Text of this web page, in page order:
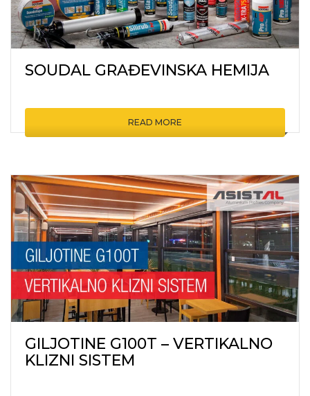
SOUDAL GRAĐEVINSKA HEMIJA
READ MORE
GILJOTINE G100T – VERTIKALNO
KLIZNI SISTEM